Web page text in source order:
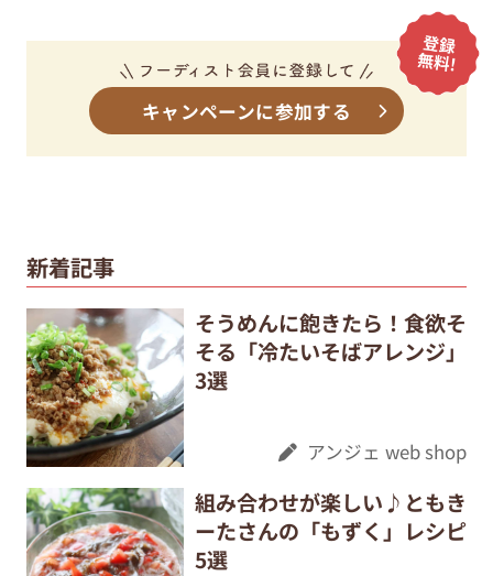
キャンペーンに参加する
新着記事
そうめんに飽きたら！食欲そ
そる「冷たいそばアレンジ」
3選
アンジェ web shop
組み合わせが楽しい♪ともき
ーたさんの「もずく」レシピ
5選